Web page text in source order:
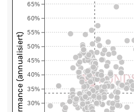
30%
35%
40%
45%
50%
55%
60%
65%
Performance (annualisiert)